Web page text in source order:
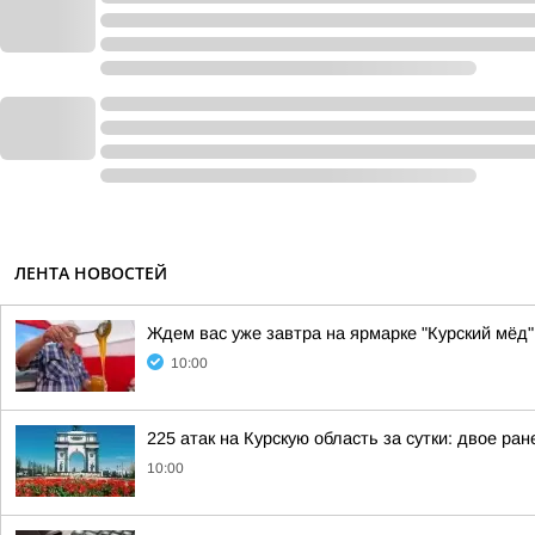
ЛЕНТА НОВОСТЕЙ
Ждем вас уже завтра на ярмарке "Курский мёд"
10:00
225 атак на Курскую область за сутки: двое
10:00